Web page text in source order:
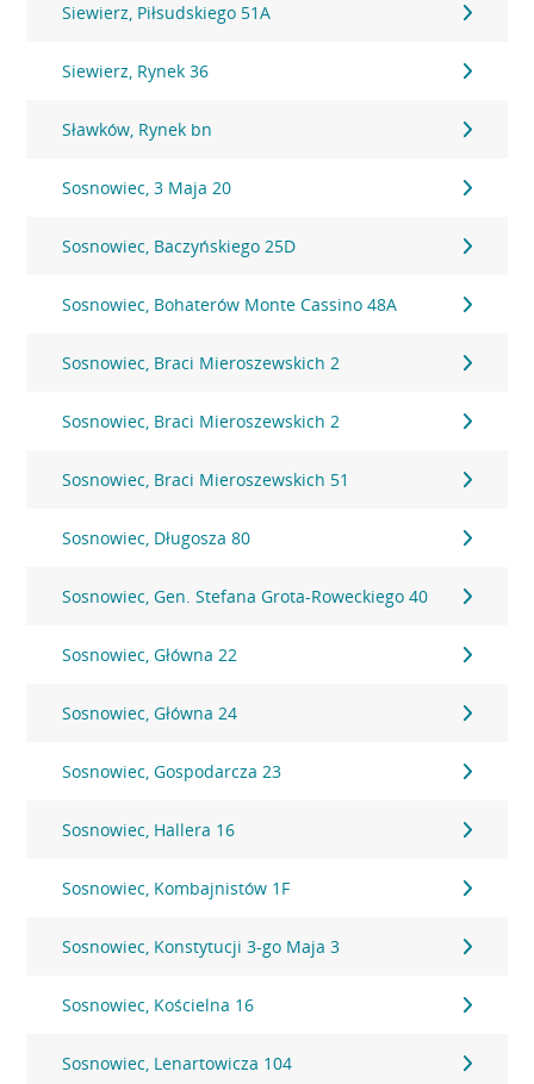
Siewierz, Piłsudskiego 51A
Siewierz, Rynek 36
Sławków, Rynek bn
Sosnowiec, 3 Maja 20
Sosnowiec, Baczyńskiego 25D
Sosnowiec, Bohaterów Monte Cassino 48A
Sosnowiec, Braci Mieroszewskich 2
Sosnowiec, Braci Mieroszewskich 2
Sosnowiec, Braci Mieroszewskich 51
Sosnowiec, Długosza 80
Sosnowiec, Gen. Stefana Grota-Roweckiego 40
Sosnowiec, Główna 22
Sosnowiec, Główna 24
Sosnowiec, Gospodarcza 23
Sosnowiec, Hallera 16
Sosnowiec, Kombajnistów 1F
Sosnowiec, Konstytucji 3-go Maja 3
Sosnowiec, Kościelna 16
Sosnowiec, Lenartowicza 104